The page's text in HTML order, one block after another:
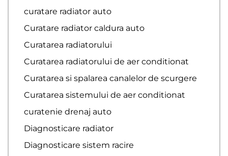
curatare radiator auto
Curatare radiator caldura auto
Curatarea radiatorului
Curatarea radiatorului de aer conditionat
Curatarea si spalarea canalelor de scurgere
Curatarea sistemului de aer conditionat
curatenie drenaj auto
Diagnosticare radiator
Diagnosticare sistem racire